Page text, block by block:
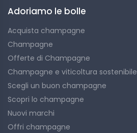
Adoriamo le bolle
Acquista champagne
Champagne
Offerte di Champagne
Champagne e viticoltura sostenibile
Scegli un buon champagne
Scopri lo champagne
Nuovi marchi
Offri champagne